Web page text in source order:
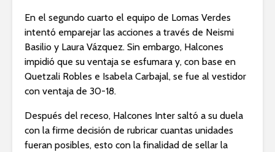
En el segundo cuarto el equipo de Lomas Verdes
intentó emparejar las acciones a través de Neismi
Basilio y Laura Vázquez. Sin embargo, Halcones
impidió que su ventaja se esfumara y, con base en
Quetzali Robles e Isabela Carbajal, se fue al vestidor
con ventaja de 30-18.
Después del receso, Halcones Inter saltó a su duela
con la firme decisión de rubricar cuantas unidades
fueran posibles, esto con la finalidad de sellar la